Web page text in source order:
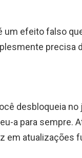
um efeito falso
precisa
desbloqueia
a para sempre.
em atualizações